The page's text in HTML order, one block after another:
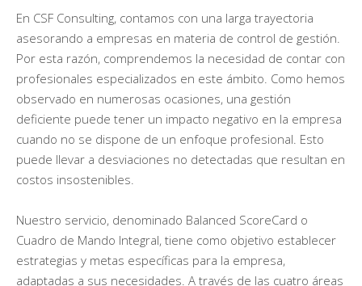
En CSF Consulting, contamos con una larga trayectoria
asesorando a empresas en materia de control de gestión.
Por esta razón, comprendemos la necesidad de contar con
profesionales especializados en este ámbito. Como hemos
observado en numerosas ocasiones, una gestión
deficiente puede tener un impacto negativo en la empresa
cuando no se dispone de un enfoque profesional. Esto
puede llevar a desviaciones no detectadas que resultan en
costos insostenibles.
Nuestro servicio, denominado Balanced ScoreCard o
Cuadro de Mando Integral, tiene como objetivo establecer
estrategias y metas específicas para la empresa,
adaptadas a sus necesidades. A través de las cuatro áreas